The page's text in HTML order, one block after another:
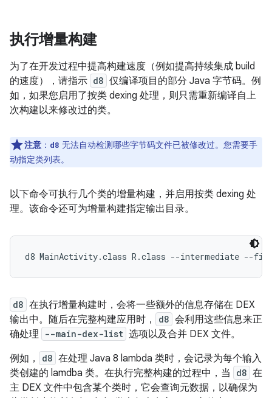
执行增量构建
为了在开发过程中提高构建速度（例如提高持续集成 build
的速度），请指示 d8 仅编译项目的部分 Java 字节码。例
如，如果您启用了按类 dexing 处理，则只需重新编译自上
次构建以来修改过的类。
注意 ： d8 无法自动检测哪些字节码文件已被修改过。您需要手
动指定类列表。
以下命令可执行几个类的增量构建，并启用按类 dexing 处
理。该命令还可为增量构建指定输出目录。
d8 在执行增量构建时，会将一些额外的信息存储在 DEX
输出中。随后在完整构建应用时，
d8 会利用这些信息来正
确处理 --main-dex-list 选项以及合并 DEX 文件。
例如，
d8 在处理 Java 8 lambda 类时，会记录为每个输入
类创建的 lamdba 类。在执行完整构建的过程中，当
d8 在
主 DEX 文件中包含某个类时，它会查询元数据，以确保为